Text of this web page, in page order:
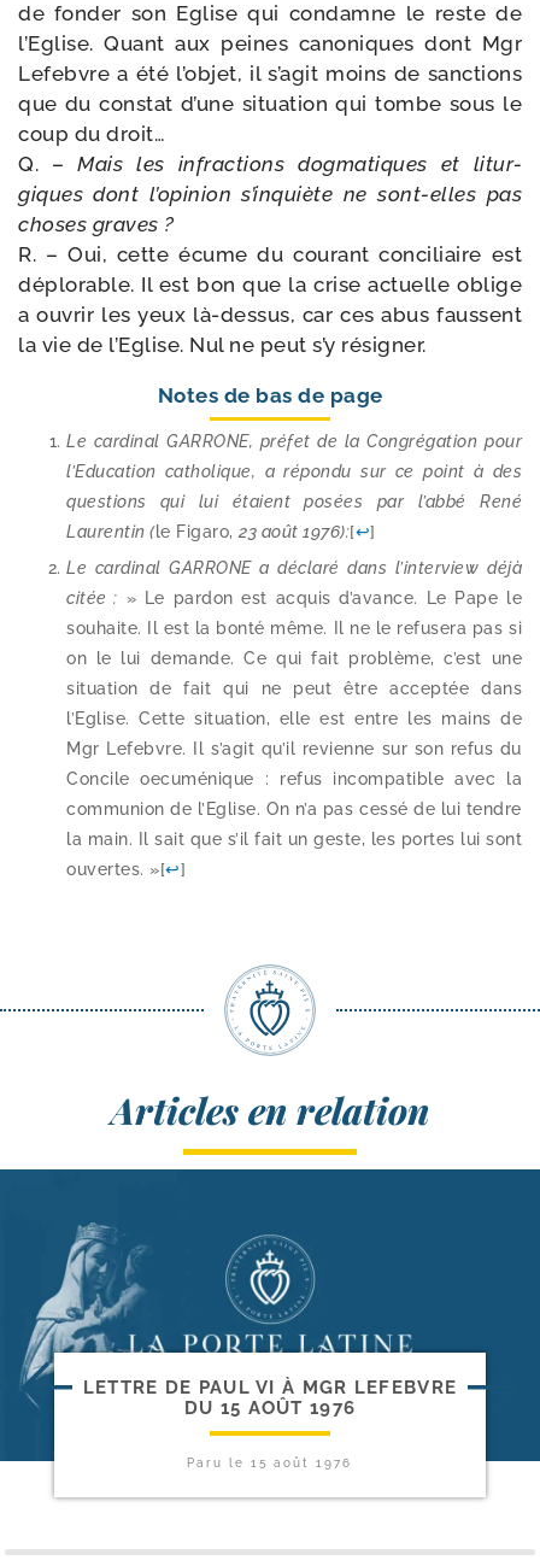
de fon­der son Eglise qui condamne le reste de
l’Eglise. Quant aux peines cano­niques dont Mgr
Lefebvre a été l’ob­jet, il s’a­git moins de sanc­tions
que du constat d’une situa­tion qui tombe sous le
coup du droit…
Q. –Mais les infrac­tions dog­ma­tiques et litur­
giques dont l’o­pi­nion s’in­quiète ne sont-​elles pas
choses graves ?
R. – Oui, cette écume du cou­rant conci­liaire est
déplo­rable. Il est bon que la crise actuelle oblige
a ouvrir les yeux là-​dessus, car ces abus faussent
la vie de l’Eglise. Nul ne peut s’y résigner.
Notes de bas de page
Le car­di­nal GARRONE, pré­fet de la Congrégation pour
l’Education catho­lique, a répon­du sur ce point à des
ques­tions qui lui étaient posées par l’ab­bé René
Laurentin (le Figaro, 23 août 1976):[↩]
Le car­di­nal GARRONE a décla­ré dans l’in­ter­view déjà
citée : » Le par­don est acquis d’a­vance. Le Pape le
sou­haite. Il est la bon­té même. Il ne le refu­se­ra pas si
on le lui demande. Ce qui fait pro­blème, c’est une
situa­tion de fait qui ne peut être accep­tée dans
l’Eglise. Cette situa­tion, elle est entre les mains de
Mgr Lefebvre. Il s’a­git qu’il revienne sur son refus du
Concile oecu­mé­nique : refus incom­pa­tible avec la
com­mu­nion de l’Eglise. On n’a pas ces­sé de lui tendre
la main. Il sait que s’il fait un geste, les portes lui sont
ouvertes. »[↩]
Articles en relation
LETTRE DE PAUL VI À MGR LEFEBVRE
DU 15 AOÛT 1976
Paru le15 août 1976